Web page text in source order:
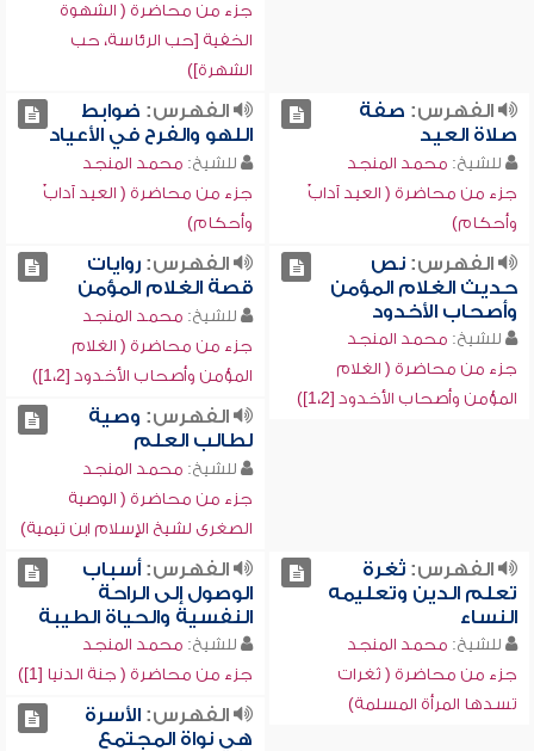
جزء من محاضرة ( الشهوة
الخفية [حب الرئاسة، حب
الشهرة])
الفهرس: صفة
صلاة العيد
للشيخ: محمد المنجد
جزء من محاضرة ( العيد آدابٌ
وأحكام)
الفهرس: ضوابط
اللهو والفرح في الأعياد
للشيخ: محمد المنجد
جزء من محاضرة ( العيد آدابٌ
وأحكام)
الفهرس:نص
حديث الغلام المؤمن
وأصحاب الأخدود
للشيخ: محمد المنجد
جزء من محاضرة ( الغلام
المؤمن وأصحاب الأخدود [1،2])
الفهرس:روايات
قصة الغلام المؤمن
للشيخ: محمد المنجد
جزء من محاضرة ( الغلام
المؤمن وأصحاب الأخدود [1،2])
الفهرس: وصية
لطالب العلم
للشيخ: محمد المنجد
جزء من محاضرة ( الوصية
الصغرى لشيخ الإسلام ابن تيمية)
الفهرس:ثغرة
تعلم الدين وتعليمه
النساء
للشيخ: محمد المنجد
جزء من محاضرة ( ثغرات
تسدها المرأة المسلمة)
الفهرس:أسباب
الوصول إلى الراحة
النفسية والحياة الطيبة
للشيخ: محمد المنجد
جزء من محاضرة ( جنة الدنيا [1])
الفهرس:الأسرة
هي نواة المجتمع